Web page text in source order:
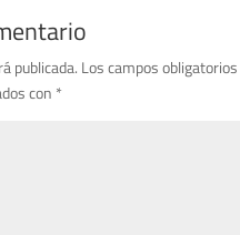
publicada. Los campos obligatorios
con *